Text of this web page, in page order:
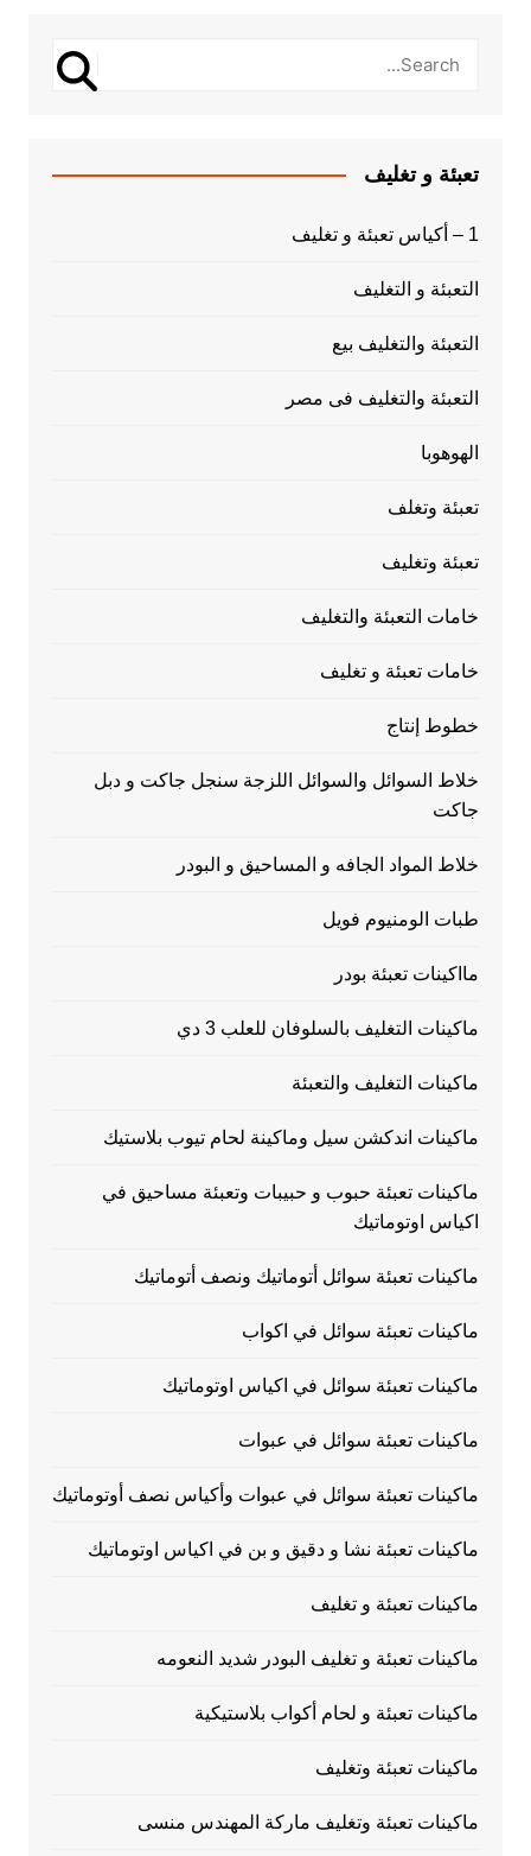
تعبئة و تغليف
1 – أكياس تعبئة و تغليف
التعبئة و التغليف
التعبئة والتغليف بيع
التعبئة والتغليف فى مصر
الهوهوبا
تعبئة وتغلف
تعبئة وتغليف
خامات التعبئة والتغليف
خامات تعبئة و تغليف
خطوط إنتاج
خلاط السوائل والسوائل اللزجة سنجل جاكت و دبل
جاكت
خلاط المواد الجافه و المساحيق و البودر
طبات الومنيوم فويل
مااكينات تعبئة بودر
ماكينات التغليف بالسلوفان للعلب 3 دي
ماكينات التغليف والتعبئة
ماكينات اندكشن سيل وماكينة لحام تيوب بلاستيك
ماكينات تعبئة حبوب و حبيبات وتعبئة مساحيق في
اكياس اوتوماتيك
ماكينات تعبئة سوائل أتوماتيك ونصف أتوماتيك
ماكينات تعبئة سوائل في اكواب
ماكينات تعبئة سوائل في اكياس اوتوماتيك
ماكينات تعبئة سوائل في عبوات
ماكينات تعبئة سوائل في عبوات وأكياس نصف أوتوماتيك
ماكينات تعبئة نشا و دقيق و بن في اكياس اوتوماتيك
ماكينات تعبئة و تغليف
ماكينات تعبئة و تغليف البودر شديد النعومه
ماكينات تعبئة و لحام أكواب بلاستيكية
ماكينات تعبئة وتغليف
ماكينات تعبئة وتغليف ماركة المهندس منسى